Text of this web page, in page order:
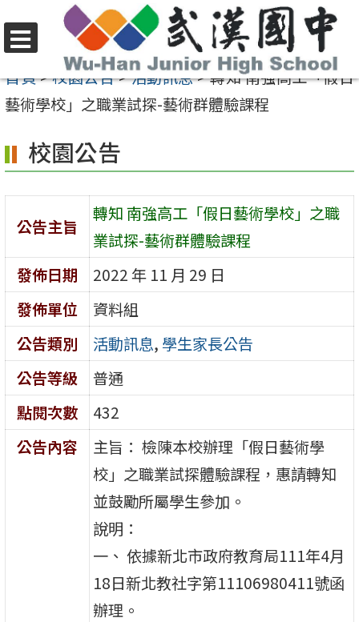
至
要
容
區
選
單
首頁>校園公告>活動訊息>轉知 南強高工「假日
藝術學校」之職業試探-藝術群體驗課程
校園公告
公告主旨
轉知 南強高工「假日藝術學校」之職
業試探-藝術群體驗課程
發佈日期
2022 年 11 月 29 日
發佈單位
資料組
公告類別
活動訊息, 學生家長公告
公告等級
普通
點閱次數
432
公告內容
主旨： 檢陳本校辦理「假日藝術學
校」之職業試探體驗課程，惠請轉知
並鼓勵所屬學生參加。
說明：
一、 依據新北市政府教育局111年4月
18日新北教社字第11106980411號函
辦理。